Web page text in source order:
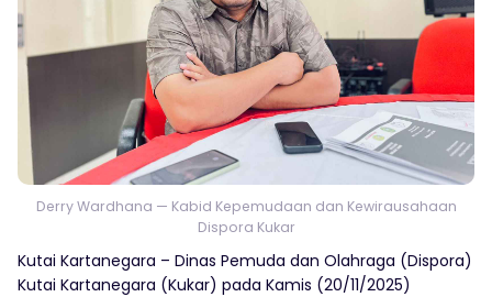
Derry Wardhana — Kabid Kepemudaan dan Kewirausahaan
Dispora Kukar
Kutai Kartanegara – Dinas Pemuda dan Olahraga (Dispora)
Kutai Kartanegara (Kukar) pada Kamis (20/11/2025)